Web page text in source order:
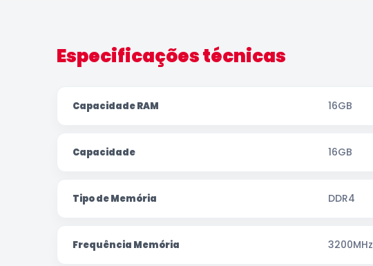
Especificações técnicas
Capacidade RAM 16GB
Capacidade 16GB
Tipo de Memória DDR4
Frequência Memória 3200MHz